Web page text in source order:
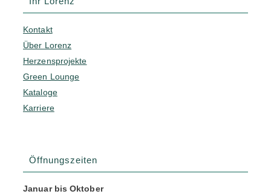
Kontakt
Über Lorenz
Herzensprojekte
Green Lounge
Kataloge
Karriere
Öffnungszeiten
Januar bis Oktober